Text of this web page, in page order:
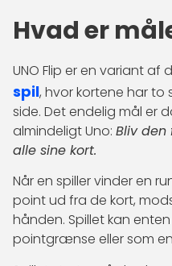
Hvad er
UNO Flip er en variant af
spil, hvor kortene har to
side. Det endelig mål er
almindeligt Uno: Bliv
alle sine kort.
Når en spiller vinder en
point ud fra de kort,
hånden. Spillet kan
pointgrænse eller som